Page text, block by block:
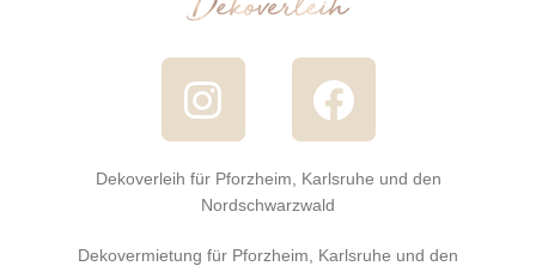
Dekoverleih für Pforzheim, Karlsruhe und den
Nordschwarzwald
Dekovermietung für Pforzheim, Karlsruhe und den